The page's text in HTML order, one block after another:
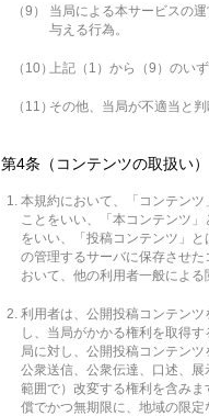
（9）
当局による本サービスの
与える行為。
（10）上記（1）から（9）のい
（11）その他、当局が不適当と判
第4条（コンテンツの取扱い）
本規約において、「コンテン
ことをいい、「本コンテンツ
をいい、「投稿コンテンツ」
の管理するサーバに保存させ
おいて、他の利用者一般によ
利用者は、公開投稿コンテン
し、当局がかかる権利を取得
局に対し、公開投稿コンテン
公衆送信、公衆伝達、口述、
範囲で）改変する権利を含み
償でかつ無期限に、地域の限